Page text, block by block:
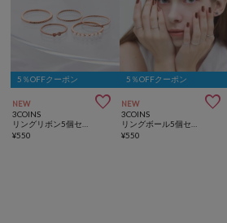
5％OFFクーポン
NEW 
3COINS
¥550
5％OFFクーポン
NEW 
3COINS
¥550